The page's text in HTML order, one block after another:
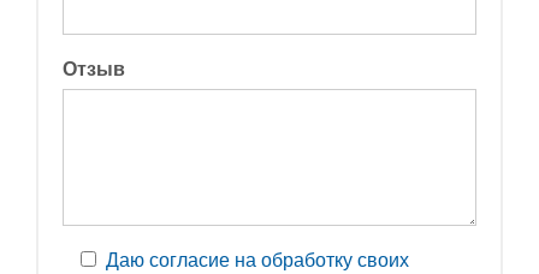
Отзыв
Даю согласие на обработку своих